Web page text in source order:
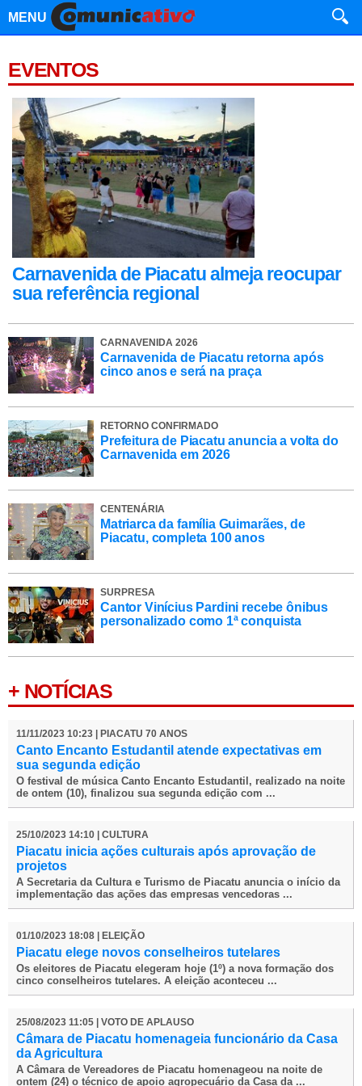
MENU
EVENTOS
Carnavenida de Piacatu almeja reocupar
sua referência regional
CARNAVENIDA 2026
Carnavenida de Piacatu retorna após
cinco anos e será na praça
RETORNO CONFIRMADO
Prefeitura de Piacatu anuncia a volta do
Carnavenida em 2026
CENTENÁRIA
Matriarca da família Guimarães, de
Piacatu, completa 100 anos
SURPRESA
Cantor Vinícius Pardini recebe ônibus
personalizado como 1ª conquista
+ NOTÍCIAS
11/11/2023 10:23 | PIACATU 70 ANOS
Canto Encanto Estudantil atende expectativas em
sua segunda edição
O festival de música Canto Encanto Estudantil, realizado na noite
de ontem (10), finalizou sua segunda edição com ...
25/10/2023 14:10 | CULTURA
Piacatu inicia ações culturais após aprovação de
projetos
A Secretaria da Cultura e Turismo de Piacatu anuncia o início da
implementação das ações das empresas vencedoras ...
01/10/2023 18:08 | ELEIÇÃO
Piacatu elege novos conselheiros tutelares
Os eleitores de Piacatu elegeram hoje (1º) a nova formação dos
cinco conselheiros tutelares. A eleição aconteceu ...
25/08/2023 11:05 | VOTO DE APLAUSO
Câmara de Piacatu homenageia funcionário da Casa
da Agricultura
A Câmara de Vereadores de Piacatu homenageou na noite de
ontem (24) o técnico de apoio agropecuário da Casa da ...